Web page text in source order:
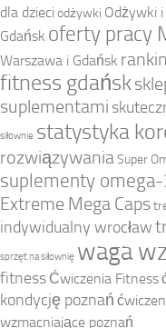
dla dzieci odżywki Odżywki
Gdańsk oferty pracy
Warszawa i Gdańsk
fitness gdańsk
suplementami
siłownie statystyka
rozwiązywaniaSuper
suplementy
Extreme Mega Caps
indywidualny wrocław
sprzęt na siłownię waga
fitness Ćwiczenia Fitness
kondycję poznań
wzmacniające poznań